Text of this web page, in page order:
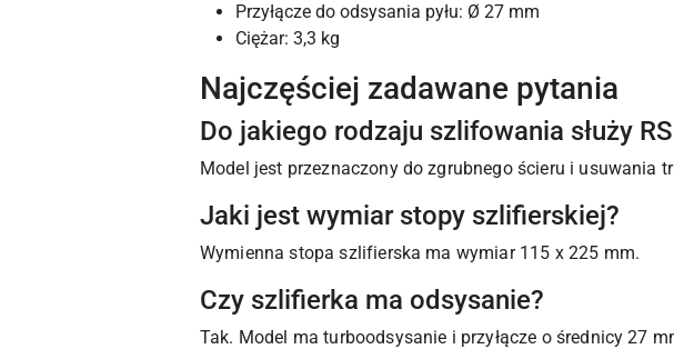
Przyłącze do odsysania pyłu: Ø 27 mm
Ciężar: 3,3 kg
Najczęściej zadawane pytania
Do jakiego rodzaju szlifowania służy
Model jest przeznaczony do zgrubnego ścieru i usuwania
Jaki jest wymiar stopy szlifierskiej?
Wymienna stopa szlifierska ma wymiar 115 x 225 mm.
Czy szlifierka ma odsysanie?
Tak. Model ma turboodsysanie i przyłącze o średnicy 27